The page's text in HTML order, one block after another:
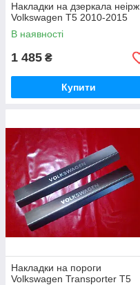
Накладки на дзеркала неірж
Volkswagen T5 2010-2015
В наявності
1 485 ₴
Купити
Накладки на пороги
Volkswagen Transporter T5